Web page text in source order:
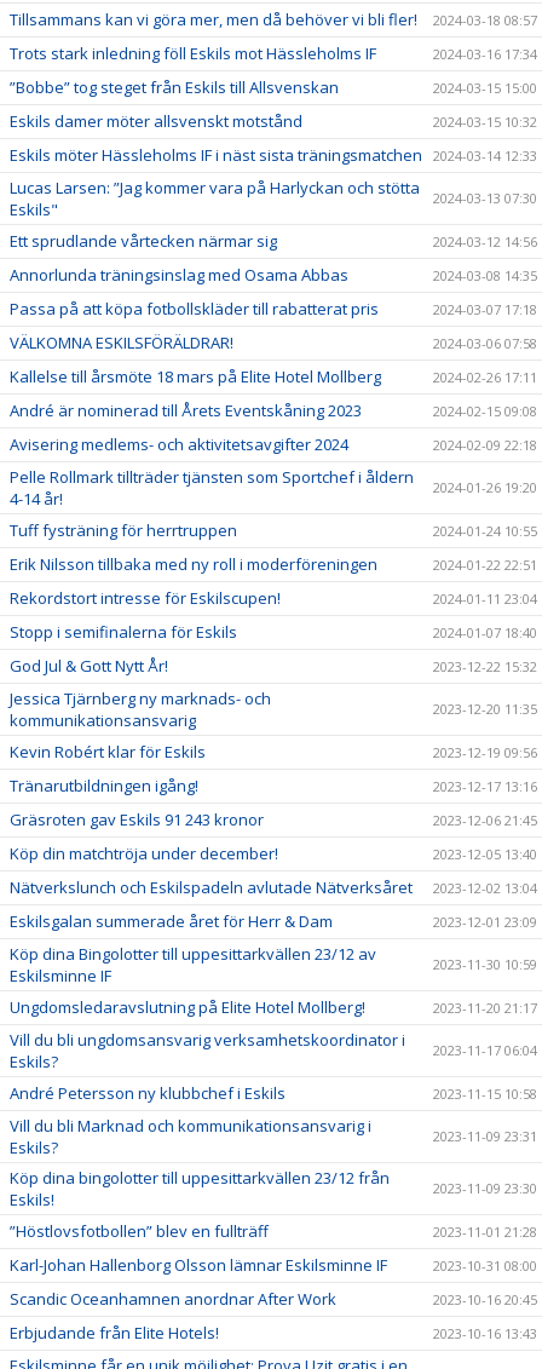
Tillsammans kan vi göra mer, men då behöver vi bli fler! 2024-03-18 08:57
Trots stark inledning föll Eskils mot Hässleholms IF 2024-03-16 17:34
”Bobbe” tog steget från Eskils till Allsvenskan 2024-03-15 15:00
Eskils damer möter allsvenskt motstånd 2024-03-15 10:32
Eskils möter Hässleholms IF i näst sista träningsmatchen 2024-03-14 12:33
Lucas Larsen: ”Jag kommer vara på Harlyckan och stötta
Eskils"
2024-03-13 07:30
Ett sprudlande vårtecken närmar sig 2024-03-12 14:56
Annorlunda träningsinslag med Osama Abbas 2024-03-08 14:35
Passa på att köpa fotbollskläder till rabatterat pris 2024-03-07 17:18
VÄLKOMNA ESKILSFÖRÄLDRAR! 2024-03-06 07:58
Kallelse till årsmöte 18 mars på Elite Hotel Mollberg 2024-02-26 17:11
André är nominerad till Årets Eventskåning 2023 2024-02-15 09:08
Avisering medlems- och aktivitetsavgifter 2024 2024-02-09 22:18
Pelle Rollmark tillträder tjänsten som Sportchef i åldern
4-14 år!
2024-01-26 19:20
Tuff fysträning för herrtruppen 2024-01-24 10:55
Erik Nilsson tillbaka med ny roll i moderföreningen 2024-01-22 22:51
Rekordstort intresse för Eskilscupen! 2024-01-11 23:04
Stopp i semifinalerna för Eskils 2024-01-07 18:40
God Jul & Gott Nytt År! 2023-12-22 15:32
Jessica Tjärnberg ny marknads- och
kommunikationsansvarig
2023-12-20 11:35
Kevin Robért klar för Eskils 2023-12-19 09:56
Tränarutbildningen igång! 2023-12-17 13:16
Gräsroten gav Eskils 91 243 kronor 2023-12-06 21:45
Köp din matchtröja under december! 2023-12-05 13:40
Nätverkslunch och Eskilspadeln avlutade Nätverksåret 2023-12-02 13:04
Eskilsgalan summerade året för Herr & Dam 2023-12-01 23:09
Köp dina Bingolotter till uppesittarkvällen 23/12 av
Eskilsminne IF
2023-11-30 10:59
Ungdomsledaravslutning på Elite Hotel Mollberg! 2023-11-20 21:17
Vill du bli ungdomsansvarig verksamhetskoordinator i
Eskils?
2023-11-17 06:04
André Petersson ny klubbchef i Eskils 2023-11-15 10:58
Vill du bli Marknad och kommunikationsansvarig i
Eskils?
2023-11-09 23:31
Köp dina bingolotter till uppesittarkvällen 23/12 från
Eskils!
2023-11-09 23:30
”Höstlovsfotbollen” blev en fullträff 2023-11-01 21:28
Karl-Johan Hallenborg Olsson lämnar Eskilsminne IF 2023-10-31 08:00
Scandic Oceanhamnen anordnar After Work 2023-10-16 20:45
Erbjudande från Elite Hotels! 2023-10-16 13:43